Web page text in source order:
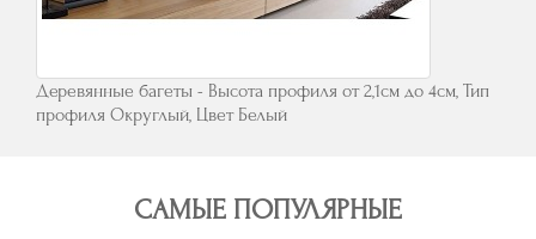
Деревянные багеты - Высота профиля от 2,1см до 4см, Тип
профиля Округлый, Цвет Белый
САМЫЕ ПОПУЛЯРНЫЕ